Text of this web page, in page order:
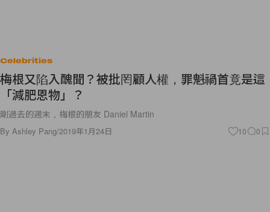
Celebrities
梅根又陷入醜聞？被批罔顧人權，罪魁禍首竟是這
「減肥恩物」？
剛過去的週末，梅根的朋友 Daniel Martin
By Ashley Pang/2019年1月24日 10 0